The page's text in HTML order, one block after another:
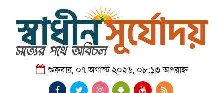
শুক্রবার, ০৭ অগাস্ট ২০২৬, ০৮:১৩ অপরাহ্ন